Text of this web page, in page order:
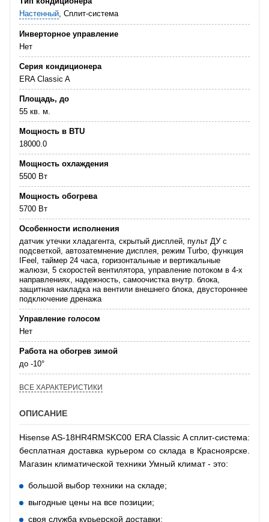
Настенный, Сплит-система
Инверторное управление
Нет
Серия кондиционера
ERA Classic A
Площадь, до
55 кв. м.
Мощность в BTU
18000.0
Мощность охлаждения
5500 Вт
Мощность обогрева
5700 Вт
Особенности исполнения
датчик утечки хладагента, скрытый дисплей, пульт ДУ с
подсветкой, автозатемнение дисплея, режим Turbo, функция
IFeel, таймер 24 часа, горизонтальные и вертикальные
жалюзи, 5 скоростей вентилятора, управление потоком в 4-х
направлениях, надежность, самоочистка внутр. блока,
защитная накладка на вентили внешнего блока, двустороннее
подключение дренажа
Управление голосом
Нет
Работа на обогрев зимой
до -10°
ВСЕ ХАРАКТЕРИСТИКИ
ОПИСАНИЕ
Hisense AS-18HR4RMSKC00 ERA Classic A сплит-система:
бесплатная доставка курьером со склада в Красноярске.
Магазин климатической техники Умный климат - это:
большой выбор техники на складе;
выгодные цены на все позиции;
своя служба курьерской доставки;